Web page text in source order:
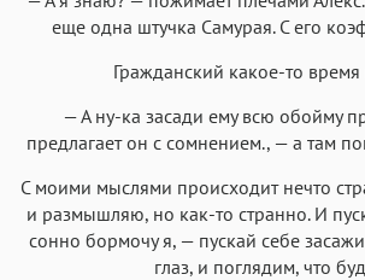
еще одна штучка Самурая. С его
Гражданский какое-то время
— А ну-ка засади ему всю обойму
предлагает он с сомнением., — а там
С моими мыслями происходит нечто
и размышляю, но как-то странно. И
сонно бормочу я, — пускай себе
глаз, и поглядим, что